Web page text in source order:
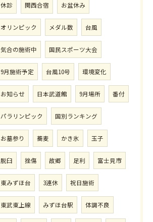
休診 関西合宿 お盆休み
オリンピック メダル数 台風
気合の施術中 国民スポーツ大会
9月施術予定 台風10号 環境変化
お知らせ 日本武道館 9月場所 番付
パラリンピック 国別ランキング
お墓参り 蕎麦 かき氷 玉子
脱臼 挫傷 故郷 足利 富士見市
東みずほ台 3連休 祝日施術
東武東上線 みずほ台駅 体調不良